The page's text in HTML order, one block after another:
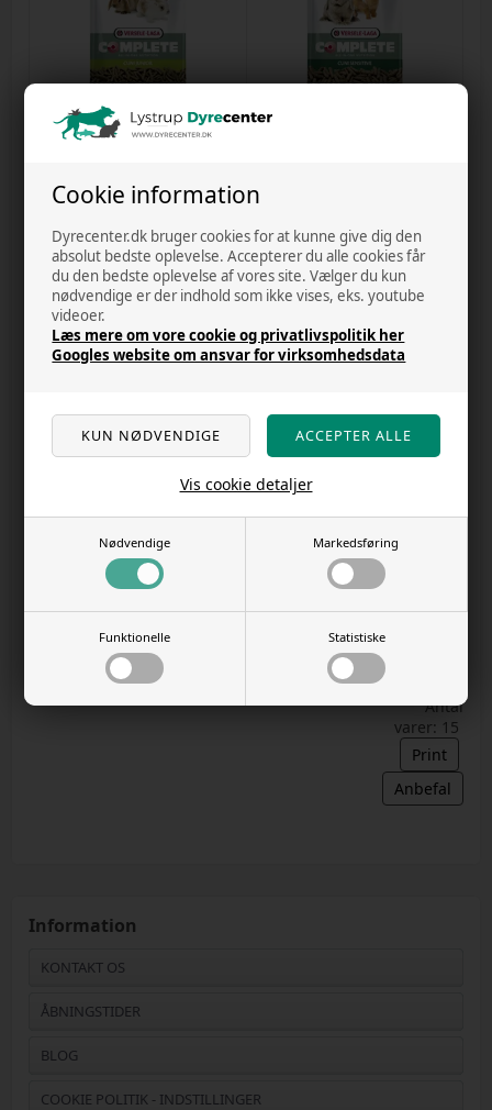
Cookie information
Dyrecenter.dk bruger cookies for at kunne give dig den
absolut bedste oplevelse. Accepterer du alle cookies får
du den bedste oplevelse af vores site. Vælger du kun
nødvendige er der indhold som ikke vises, eks. youtube
videoer.
Læs mere om vore cookie og privatlivspolitik her
Googles website om ansvar for virksomhedsdata
Nødvendige Markedsføring
Funktionelle Statistiske
Vis cookie detaljer
1 på lager
DKK 150,00 DKK 136,00
SPAR
10%
Varenr.22072026o
DKK209,00189,00
Antal
varer: 15
Print
Anbefal
Information
KONTAKT OS
ÅBNINGSTIDER
BLOG
COOKIE POLITIK - INDSTILLINGER